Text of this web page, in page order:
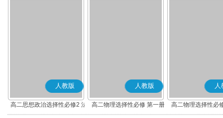
人教版
高二思想政治选择性必修2 法
律与生活(部编版)
人教版
高二物理选择性必修 第一册
人
高二物理选择性必